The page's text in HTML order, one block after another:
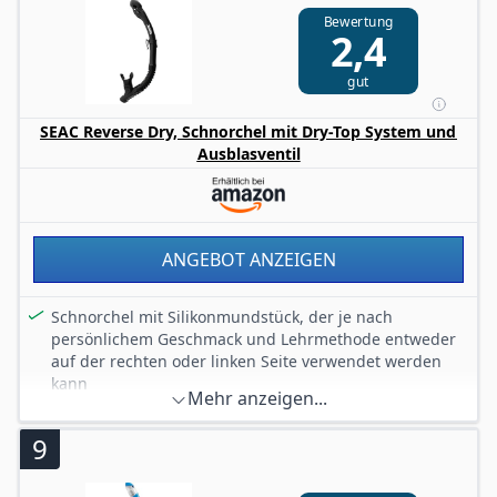
MARES QUALITÄT : Langlebiges Design für Sicherheit
und Komfort unter Wasser
Bewertung
2,4
gut
SEAC Reverse Dry, Schnorchel mit Dry-Top System und
Ausblasventil
ANGEBOT ANZEIGEN
Schnorchel mit Silikonmundstück, der je nach
persönlichem Geschmack und Lehrmethode entweder
auf der rechten oder linken Seite verwendet werden
kann
Ausgestattet mit Dry-Top System, das verhindert, dass
beim abtauchen versehentlich Wasser in den
Praktisch und bequem: Das Schnorchelrohr ist gewellt,
Mehr anzeigen...
9